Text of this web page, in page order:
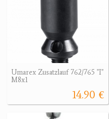
Umarex Zusatzlauf 762/765 "I"
M8x1
14.90 €